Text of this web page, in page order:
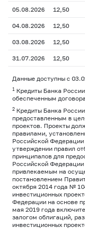
05.08.2026 12,50
04.08.2026 12,50
03.08.2026 12,50
31.07.2026 12,50
Данные доступны с
1 Кредиты Банка
обеспеченным
2 Кредиты Банка
предоставленным в
проектов. Проекты
правилами,
Российской
утверждении правил
принципалов для
Российской
привлекаемым на
постановлением
октября 2014 года №
инвестиционных
Федерации на основе
мая 2019 года
залогом облигаций,
инвестиционных